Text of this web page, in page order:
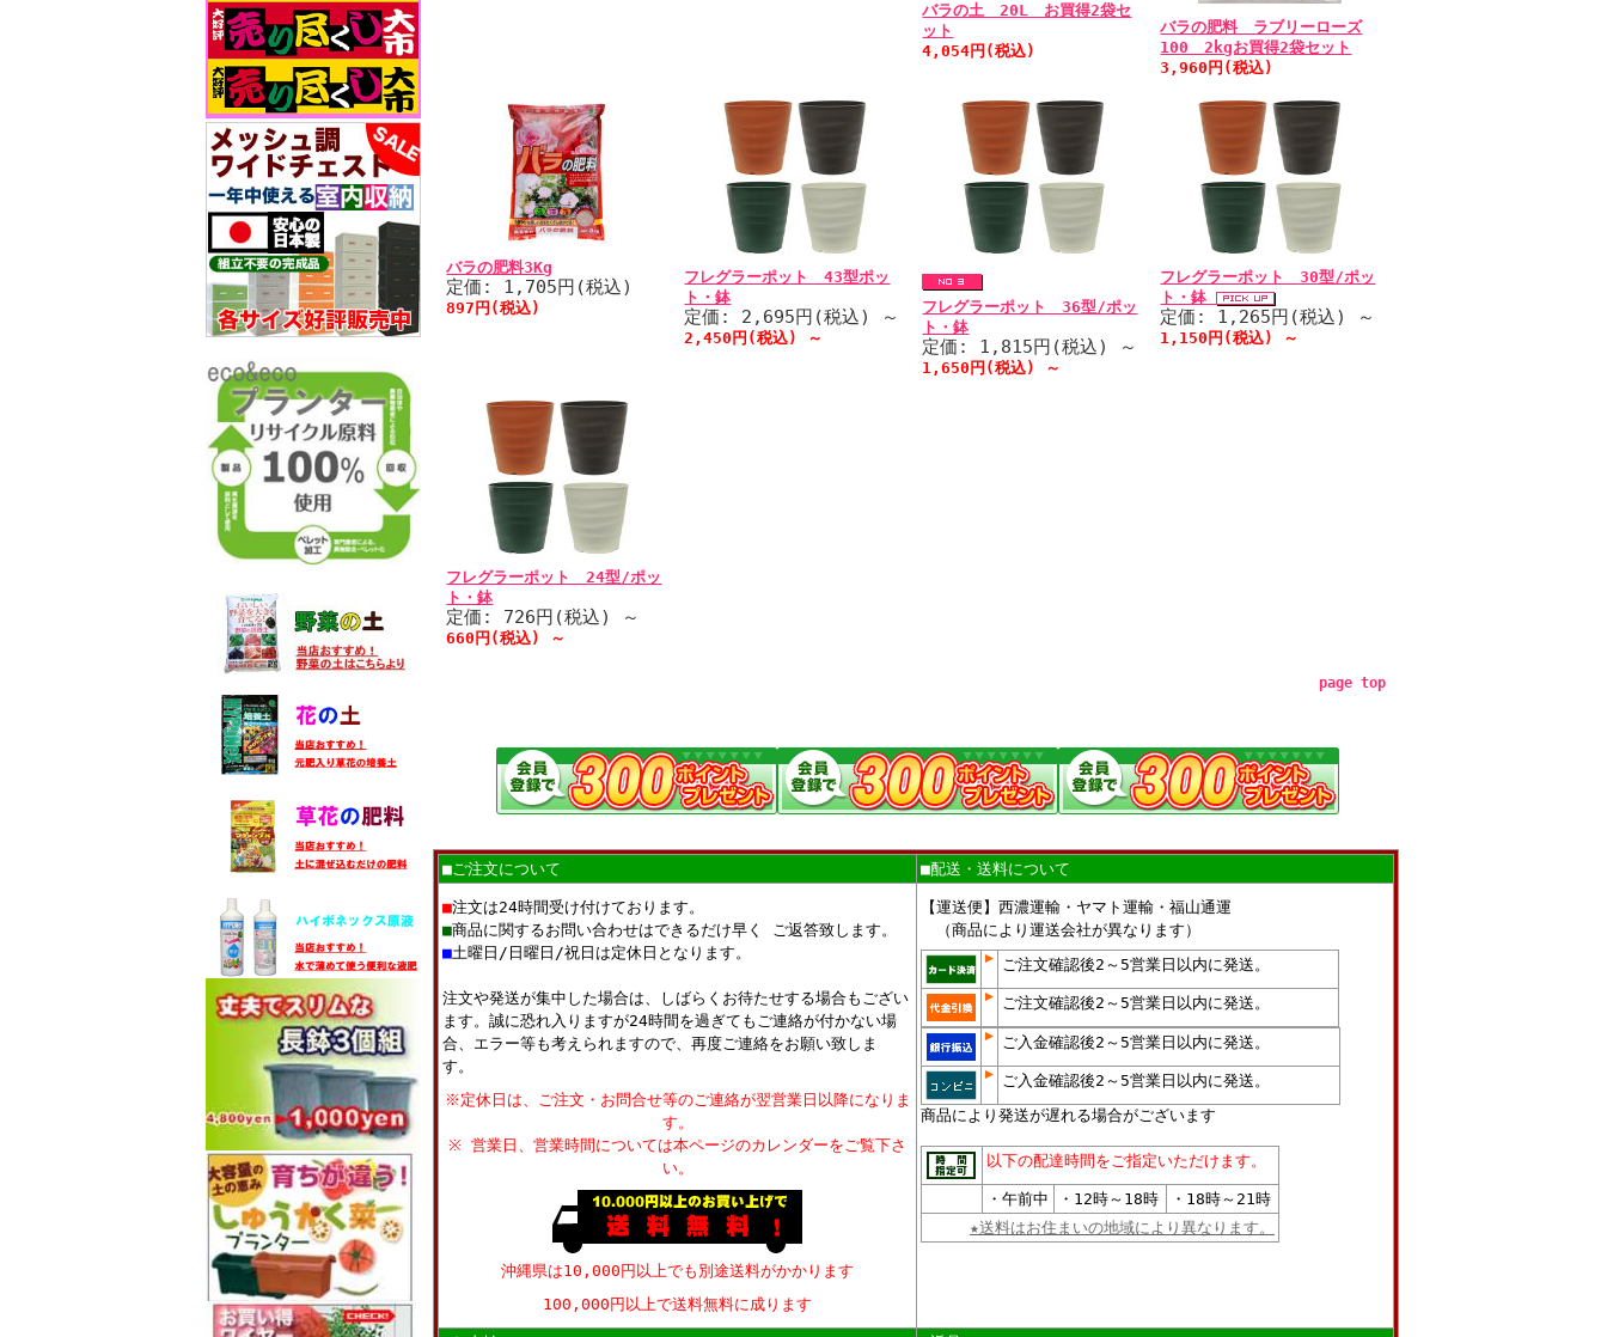
バラの土 20L お買得2袋セ
ット
4,054円(税込)
バラの肥料 ラブリーローズ
100 2kgお買得2袋セット
3,960円(税込)
バラの肥料3Kg
定価: 1,705円(税込)
897円(税込)
フレグラーポット 43型ポッ
ト・鉢
定価: 2,695円(税込) ～
2,450円(税込) ～
フレグラーポット 36型/ポッ
ト・鉢
定価: 1,815円(税込) ～
1,650円(税込) ～
フレグラーポット 30型/ポッ
ト・鉢
定価: 1,265円(税込) ～
1,150円(税込) ～
フレグラーポット 24型/ポッ
ト・鉢
定価: 726円(税込) ～
660円(税込) ～
page top
■ご注文について ■配送・送料について
■注文は24時間受け付けております。
■商品に関するお問い合わせはできるだけ早く ご返答致します。
■土曜日/日曜日/祝日は定休日となります。
注文や発送が集中した場合は、しばらくお待たせする場合もござい
ます。誠に恐れ入りますが24時間を過ぎてもご連絡が付かない場
合、エラー等も考えられますので、再度ご連絡をお願い致しま
す。
※定休日は、ご注文・お問合せ等のご連絡が翌営業日以降になりま
す。
※ 営業日、営業時間については本ページのカレンダーをご覧下さ
い。
沖縄県は10,000円以上でも別途送料がかかります
100,000円以上で送料無料に成ります
【運送便】西濃運輸・ヤマト運輸・福山通運
（商品により運送会社が異なります）
ご注文確認後2～5営業日以内に発送。
ご注文確認後2～5営業日以内に発送。
ご入金確認後2～5営業日以内に発送。
ご入金確認後2～5営業日以内に発送。
商品により発送が遅れる場合がございます
以下の配達時間をご指定いただけます。
・午前中 ・12時～18時
・18時～21時
★送料はお住まいの地域により異なります。